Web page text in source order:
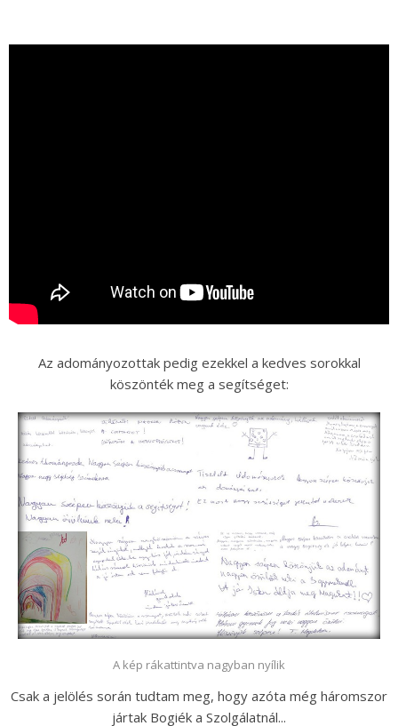
Az adományozottak pedig ezekkel a kedves sorokkal
köszönték meg a segítséget:
A kép rákattintva nagyban nyílik
Csak a jelölés során tudtam meg, hogy azóta még háromszor
jártak Bogiék a Szolgálatnál...